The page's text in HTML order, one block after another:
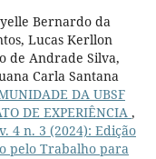
Bernardo da
Lucas Kerllon
de Andrade Silva,
Carla Santana
DA UBSF
DE EXPERIÊNCIA ,
4 n. 3 (2024): Edição
pelo Trabalho para